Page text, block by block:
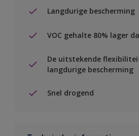
Langdurige bescherming
VOC gehalte 80% lager
De uitstekende
langdurige bescherming
Snel drogend